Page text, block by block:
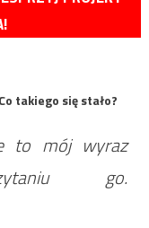
takiego się stało?
to mój wyraz
go.